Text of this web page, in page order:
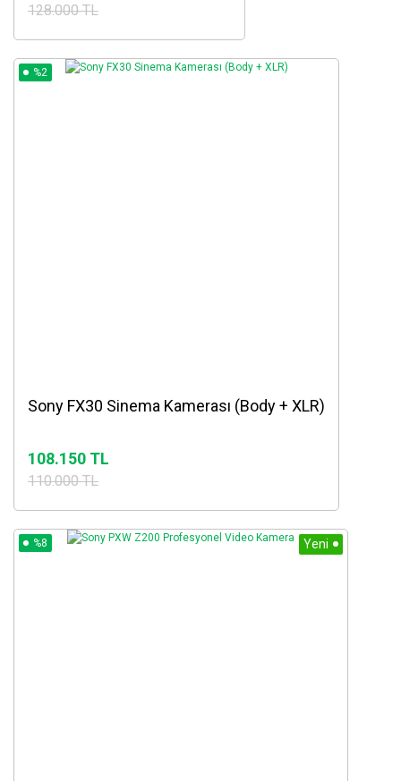
128.000 TL
%2
Sony FX30 Sinema Kamerası (Body + XLR)
108.150 TL
110.000 TL
%8 Yeni